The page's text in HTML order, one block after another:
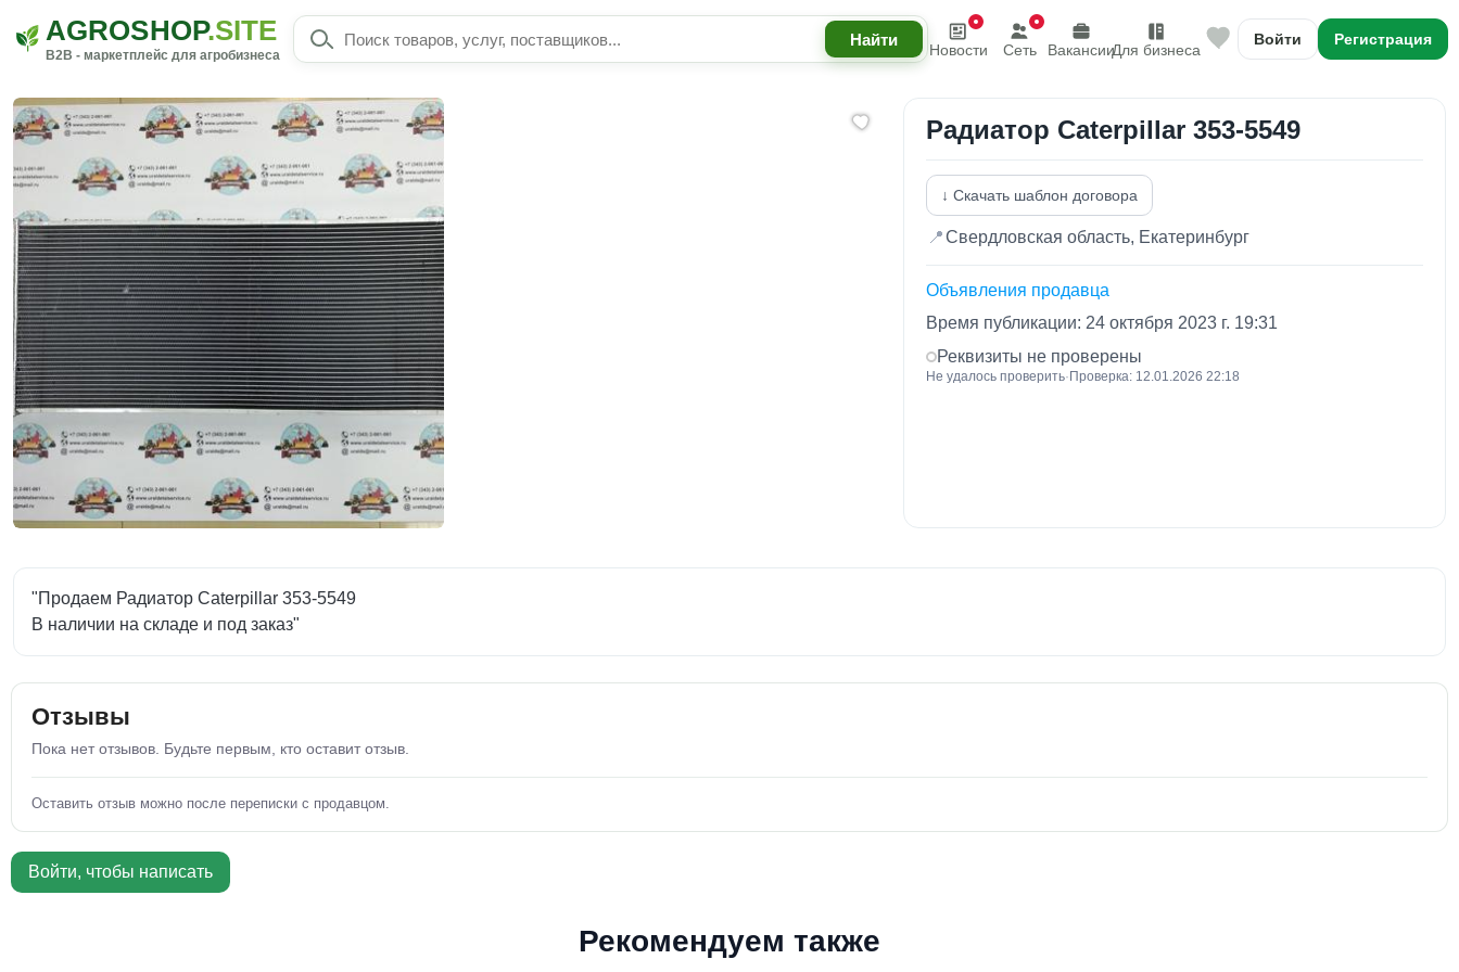
AGROSHOP.SITE
B2B - маркетплейс для агробизнеса Новости Сеть ВакансииДля бизнеса
Войти Регистрация
Радиатор Caterpillar 353-5549
↓ Скачать шаблон договора
📍Свердловская область, Екатеринбург
Объявления продавца
Время публикации: 24 октября 2023 г. 19:31
Реквизиты не проверены
Не удалось проверить· Проверка: 12.01.2026 22:18
"Продаем Радиатор Caterpillar 353-5549
В наличии на складе и под заказ"
Отзывы
Пока нет отзывов. Будьте первым, кто оставит отзыв.
Оставить отзыв можно после переписки с продавцом.
Войти, чтобы написать
Рекомендуем также